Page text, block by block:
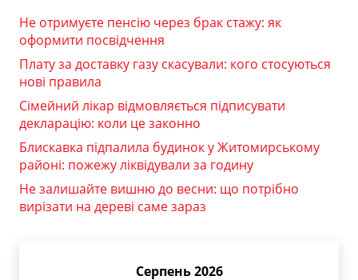
Не отримуєте пенсію через брак стажу: як
оформити посвідчення
Плату за доставку газу скасували: кого стосуються
нові правила
Сімейний лікар відмовляється підписувати
декларацію: коли це законно
Блискавка підпалила будинок у Житомирському
районі: пожежу ліквідували за годину
Не залишайте вишню до весни: що потрібно
вирізати на дереві саме зараз
Серпень 2026